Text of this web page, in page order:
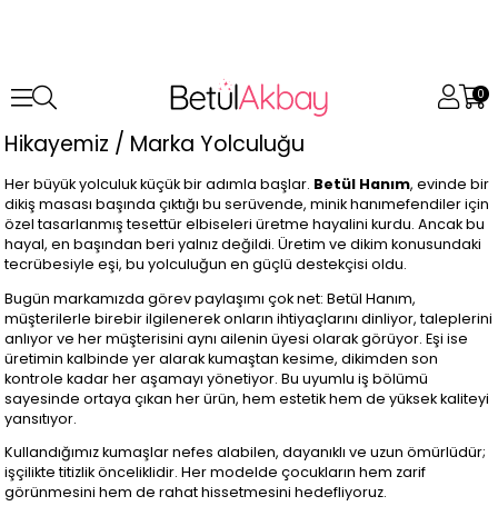
0
Hikayemiz / Marka Yolculuğu
Her büyük yolculuk küçük bir adımla başlar. Betül Hanım, evinde bir
dikiş masası başında çıktığı bu serüvende, minik hanımefendiler için
özel tasarlanmış tesettür elbiseleri üretme hayalini kurdu. Ancak bu
hayal, en başından beri yalnız değildi. Üretim ve dikim konusundaki
tecrübesiyle eşi, bu yolculuğun en güçlü destekçisi oldu.
Bugün markamızda görev paylaşımı çok net: Betül Hanım,
müşterilerle birebir ilgilenerek onların ihtiyaçlarını dinliyor, taleplerini
anlıyor ve her müşterisini aynı ailenin üyesi olarak görüyor. Eşi ise
üretimin kalbinde yer alarak kumaştan kesime, dikimden son
kontrole kadar her aşamayı yönetiyor. Bu uyumlu iş bölümü
sayesinde ortaya çıkan her ürün, hem estetik hem de yüksek kaliteyi
yansıtıyor.
Kullandığımız kumaşlar nefes alabilen, dayanıklı ve uzun ömürlüdür;
işçilikte titizlik önceliklidir. Her modelde çocukların hem zarif
görünmesini hem de rahat hissetmesini hedefliyoruz.